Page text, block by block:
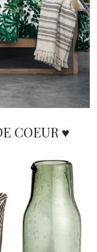
COEUR ♥